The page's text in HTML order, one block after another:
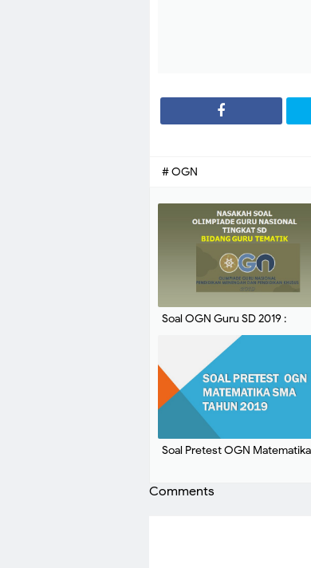
# OGN
Soal OGN Guru SD 2019 :
Bidang Guru Tematik
Soal Pretest OGN Matematika
Comments